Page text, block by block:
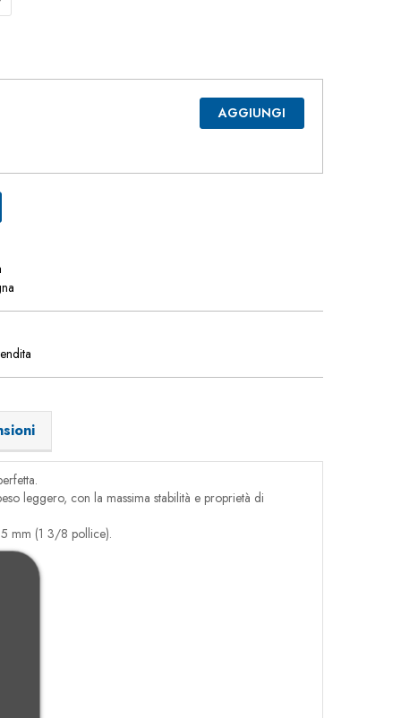
AGGIUNGI
leggero, con la massima stabilità e proprietà di
mm (1 3/8 pollice).